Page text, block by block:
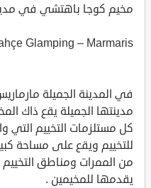
مخيم كوجا باهتشي في
Glamping – Marmaris
في المدينة الجميلة
مدينتها الجميلة يقع ذاك
كل مستلزمات التخييم
للتخييم ويقع على مساحة
من الممرات ومناطق
يقدمها للمخيمين .